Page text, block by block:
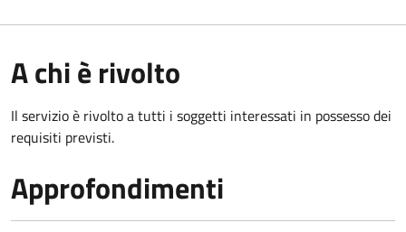
A chi è rivolto
Il servizio è rivolto a tutti i soggetti interessati in possesso dei
requisiti previsti.
Approfondimenti